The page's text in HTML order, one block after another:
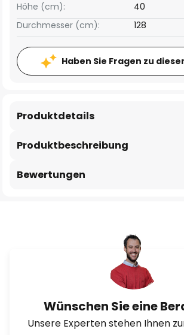
Höhe (cm):
40
Durchmesser (cm):
128
Haben Sie Fragen zu
Produktbeschreibung
Produktdetails
Bewertungen
Wünschen Sie eine
Unsere Experten stehen Ihnen